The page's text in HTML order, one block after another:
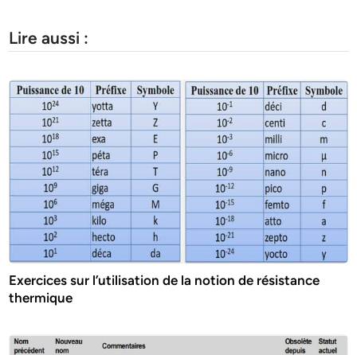
Lire aussi :
Exercices sur l’utilisation de la notion de résistance
thermique